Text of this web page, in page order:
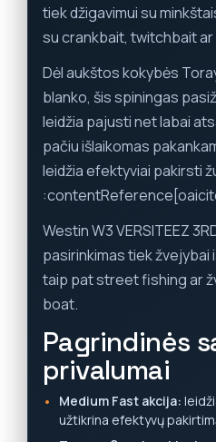
tiek džigavimui su
su crankbait, twitchbait ar
Dėl aukštos kokybės
blanko, šis spiningas
leidžia pajusti net labai
pačiu išlaikomas
leidžia efektyviai pakirsti
Westin W3 VERSITEEZ
pasirinkimas tiek žvejybai
taip pat street fishing ar
boat.
Pagrindinės
privalumai
Medium Fast akcija:
užtikrina efektyvų